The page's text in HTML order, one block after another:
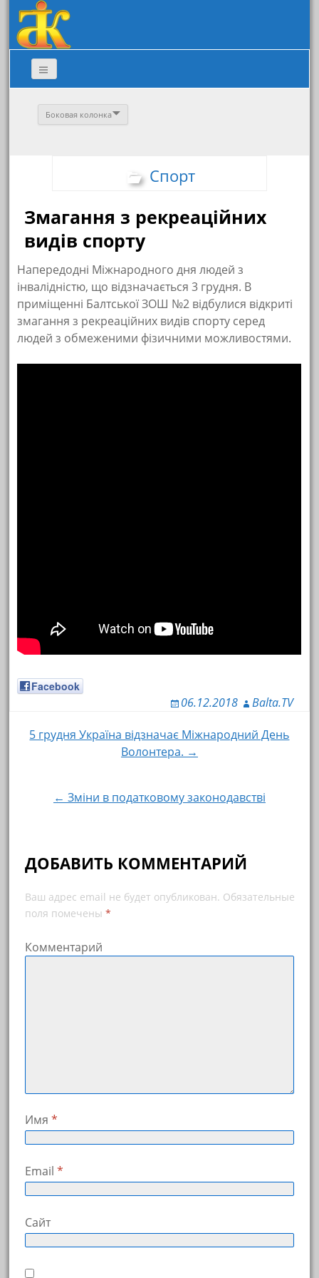
Боковая колонка
Спорт
Змагання з рекреаційних
видів спорту
Напередодні Міжнародного дня людей з
інвалідністю, що відзначається 3 грудня. В
приміщенні Балтської ЗОШ №2 відбулися відкриті
змагання з рекреаційних видів спорту серед
людей з обмеженими фізичними можливостями.
Facebook
06.12.2018 Balta.TV
Навигация по записям
5 грудня Україна відзначає Міжнародний День
Волонтера. →
← Зміни в податковому законодавстві
ДОБАВИТЬ КОММЕНТАРИЙ
Ваш адрес email не будет опубликован. Обязательные
поля помечены *
Комментарий
Имя *
Email *
Сайт